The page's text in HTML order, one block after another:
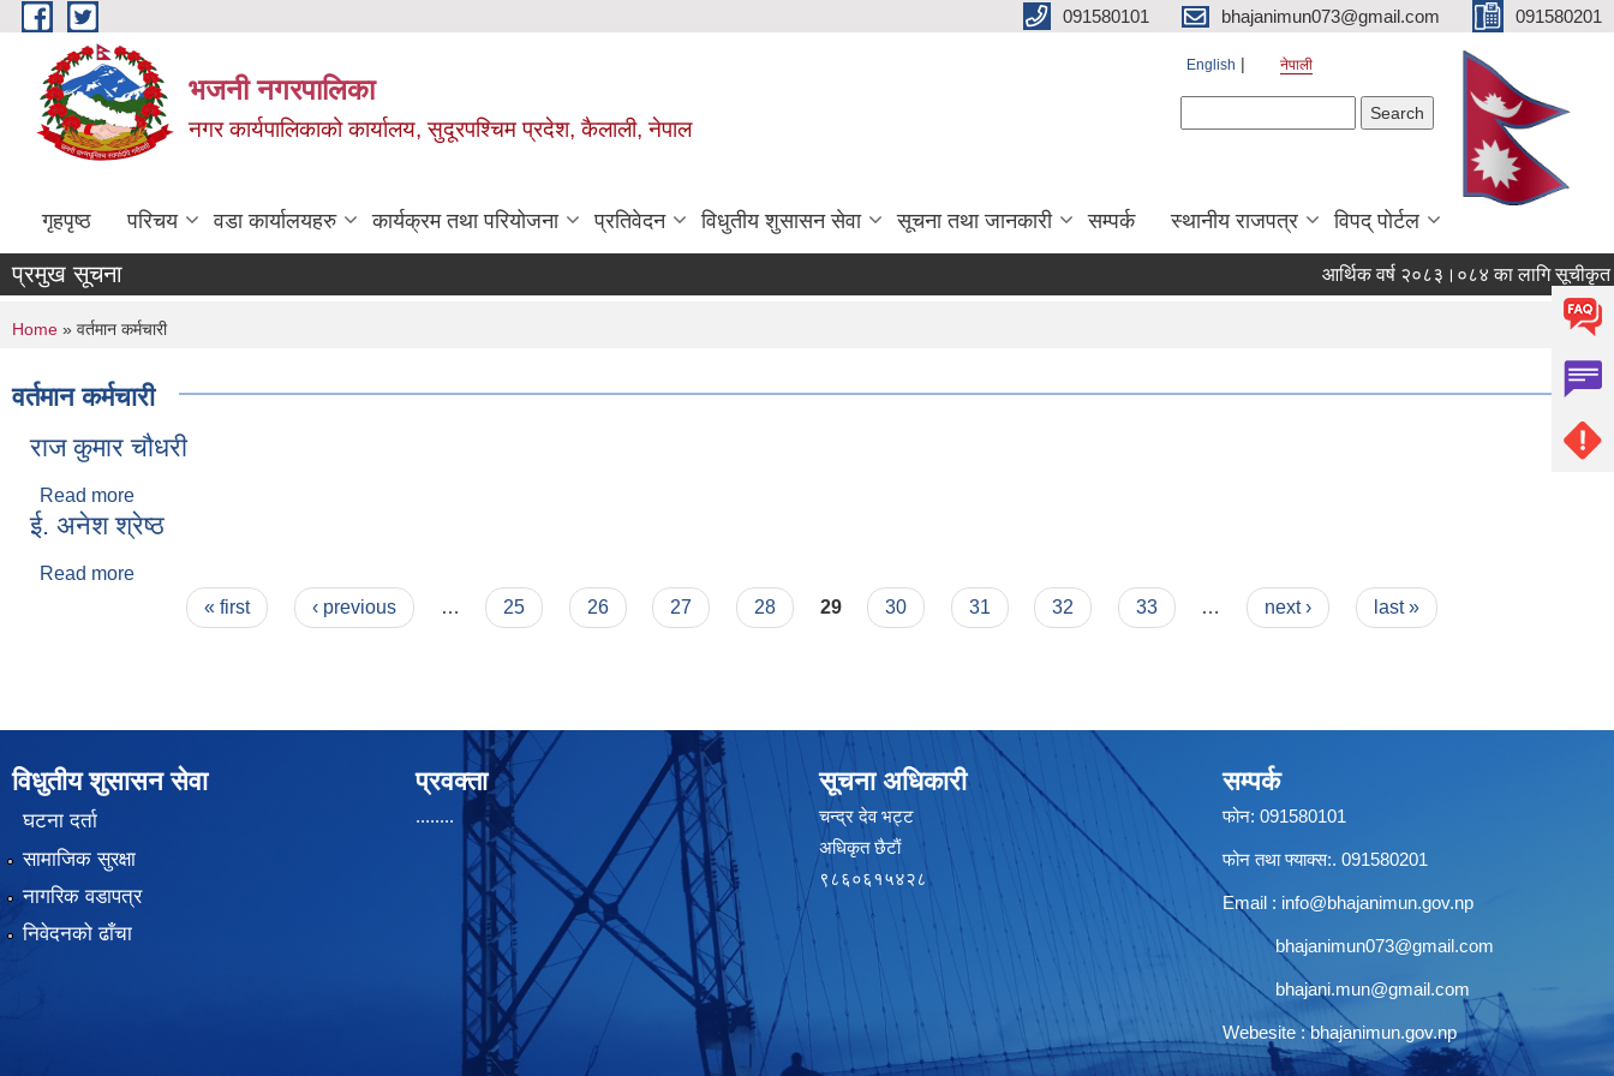
Skip to main content 091580101 bhajanimun073@gmail.com 091580201
भजनी नगरपालिका
नगर कार्यपालिकाको कार्यालय, सुदूरपश्चिम प्रदेश, कैलाली, नेपाल
English नेपाली
गृहपृष्ठ परिचय वडा कार्यालयहरु कार्यक्रम तथा परियोजना प्रतिवेदन विधुतीय शुसासन सेवा सूचना तथा जानकारी सम्पर्क स्थानीय राजपत्र विपद् पोर्टल
प्रमुख सूचना आर्थिक वर्ष २०८३।०८४ का लागि सूचीकृत
You are here
Home » वर्तमान कर्मचारी
वर्तमान कर्मचारी
राज कुमार चौधरी
Read more
ई. अनेश श्रेष्ठ
Read more
« first ‹ previous … 25 26 27 28 29 30 31 32 33 … next › last »
विधुतीय शुसासन सेवा
घटना दर्ता
सामाजिक सुरक्षा
नागरिक वडापत्र
निवेदनको ढाँचा
प्रवक्ता
........
सूचना अधिकारी
चन्द्र देव भट्ट
अधिकृत छैटाैं
९८६०६१५४२८
सम्पर्क
फोन: 091580101
फोन तथा फ्याक्स:. 091580201
Email : info@bhajanimun.gov.np
bhajanimun073@gmail.com
bhajani.mun@gmail.com
Webesite : bhajanimun.gov.np